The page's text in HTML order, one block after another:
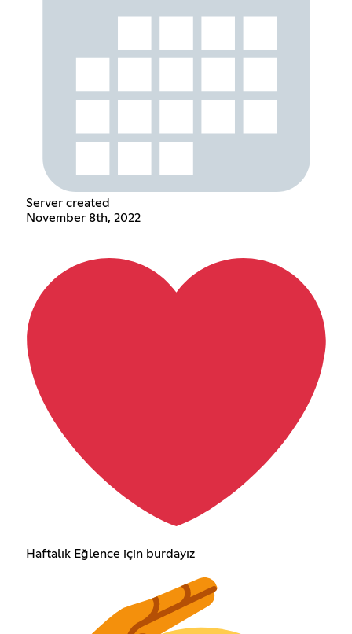
Server created
November 8th, 2022
Haftalık Eğlence için burdayız